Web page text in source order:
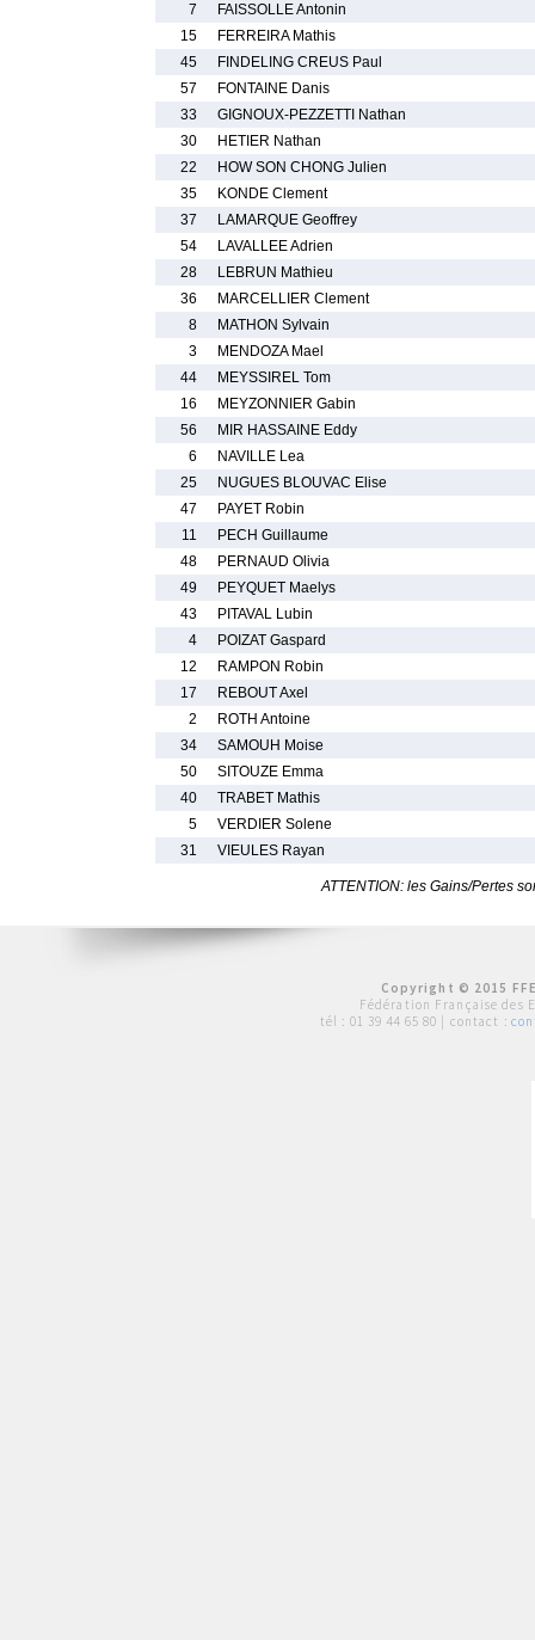
7
FAISSOLLE Antonin
15
FERREIRA Mathis
45
FINDELING CREUS Paul
57
FONTAINE Danis
33
GIGNOUX-PEZZETTI Nathan
30
HETIER Nathan
22
HOW SON CHONG Julien
35
KONDE Clement
37
LAMARQUE Geoffrey
54
LAVALLEE Adrien
28
LEBRUN Mathieu
36
MARCELLIER Clement
8
MATHON Sylvain
3
MENDOZA Mael
44
MEYSSIREL Tom
16
MEYZONNIER Gabin
56
MIR HASSAINE Eddy
6
NAVILLE Lea
25
NUGUES BLOUVAC Elise
47
PAYET Robin
11
PECH Guillaume
48
PERNAUD Olivia
49
PEYQUET Maelys
43
PITAVAL Lubin
4
POIZAT Gaspard
12
RAMPON Robin
17
REBOUT Axel
2
ROTH Antoine
34
SAMOUH Moise
50
SITOUZE Emma
40
TRABET Mathis
5
VERDIER Solene
31
VIEULES Rayan
ATTENTION: les Gains/Pertes
Copyright © 2015
Fédération Française des
tél : 01 39 44 65 80 | contact :